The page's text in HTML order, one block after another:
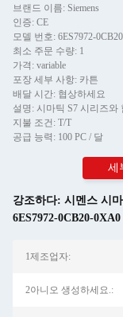
브랜드 이름: Siemens
인증: CE
모델 번호: 6ES7972-
최소 주문 수량: 1
가격: variable
포장 세부 사항: 카튼
배달 시간: 협상하세요
설명: 시마틱 S7 시리즈
지불 조건: T/T
공급 능력: 100 PC / 달
세
강조하다: 시멘스 시
6ES7972-0CB20-0XA0
1제조업자:
2아니오 생성하세요.: